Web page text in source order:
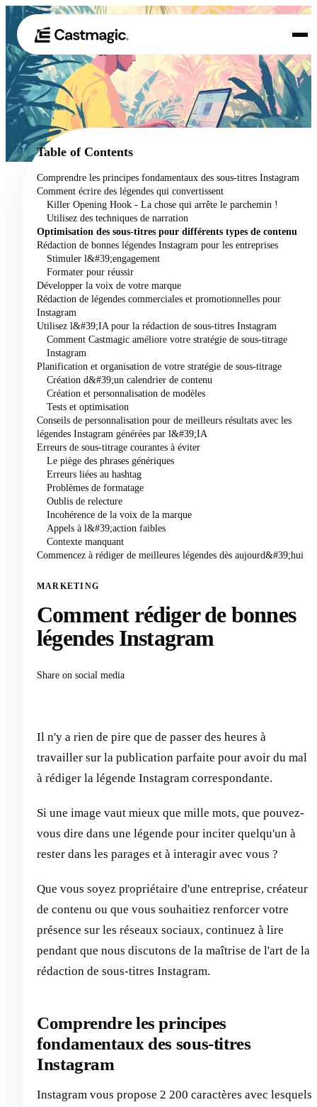
01 Produit
02 Cas d'utilisation
Tarification
À propos de nous
Table of Contents
Comprendre les principes fondamentaux des sous-titres Instagram
Comment écrire des légendes qui convertissent
Killer Opening Hook - La chose qui arrête le parchemin !
Utilisez des techniques de narration
Optimisation des sous-titres pour différents types de contenu
Rédaction de bonnes légendes Instagram pour les entreprises
Stimuler l&#39;engagement
Formater pour réussir
Développer la voix de votre marque
Rédaction de légendes commerciales et promotionnelles pour
Instagram
Utilisez l&#39;IA pour la rédaction de sous-titres Instagram
Comment Castmagic améliore votre stratégie de sous-titrage
Instagram
Planification et organisation de votre stratégie de sous-titrage
Création d&#39;un calendrier de contenu
Création et personnalisation de modèles
Tests et optimisation
Conseils de personnalisation pour de meilleurs résultats avec les
légendes Instagram générées par l&#39;IA
Erreurs de sous-titrage courantes à éviter
Le piège des phrases génériques
Erreurs liées au hashtag
Problèmes de formatage
Oublis de relecture
Incohérence de la voix de la marque
Appels à l&#39;action faibles
Contexte manquant
Commencez à rédiger de meilleures légendes dès aujourd&#39;hui
MARKETING
Comment rédiger de bonnes
légendes Instagram
Share on social media
Il n'y a rien de pire que de passer des heures à
travailler sur la publication parfaite pour avoir du mal
à rédiger la légende Instagram correspondante.
Si une image vaut mieux que mille mots, que pouvez-
vous dire dans une légende pour inciter quelqu'un à
rester dans les parages et à interagir avec vous ?
Que vous soyez propriétaire d'une entreprise, créateur
de contenu ou que vous souhaitiez renforcer votre
présence sur les réseaux sociaux, continuez à lire
pendant que nous discutons de la maîtrise de l'art de la
rédaction de sous-titres Instagram.
Comprendre les principes
fondamentaux des sous-titres
Instagram
Instagram vous propose 2 200 caractères avec lesquels